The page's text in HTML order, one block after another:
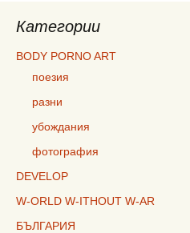
Категории
BODY PORNO ART
поезия
разни
убождания
фотография
DEVELOP
W-ORLD W-ITHOUT W-AR
БЪЛГАРИЯ